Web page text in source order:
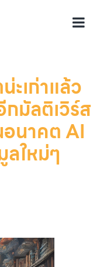
ะเก่าแล้ว
มัลติเวิร์ส
นาคต AI
ใหม่ๆ